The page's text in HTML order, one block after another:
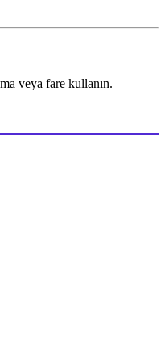
veya fare kullanın.